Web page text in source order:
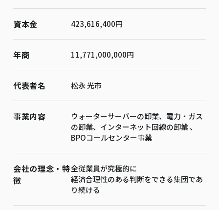
資本金 423,616,400円
年商 11,771,000,000円
代表者名 松永 光市
事業内容
ウォーターサーバーの卸業、電力・ガス
の卸業、インターネット回線の卸業 、
BPOコールセンター事業
会社の理念・特
徴
全従業員が究極的に
経済合理性のある判断をできる集団であ
り続ける